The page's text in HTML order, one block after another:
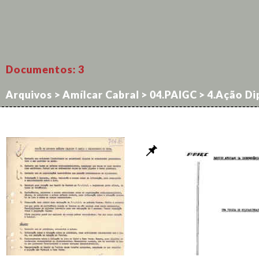
Documentos: 3
Arquivos >Amílcar Cabral > 04.PAIGC >4.Ação